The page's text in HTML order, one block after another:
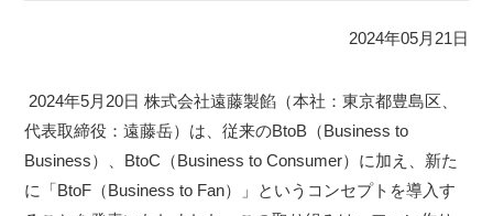
2024年05月21日
2024年5月20日 株式会社遠藤製餡（本社：東京都豊島区、
代表取締役：遠藤岳）は、従来のBtoB（Business to
Business）、BtoC（Business to Consumer）に加え、新た
に「BtoF（Business to Fan）」というコンセプトを導入す